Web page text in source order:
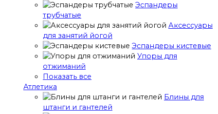
Эспандеры
трубчатые
Аксессуары
для занятий йогой
Эспандеры кистевые
Упоры для
отжиманий
Показать все
Атлетика
Блины для
штанги и гантелей